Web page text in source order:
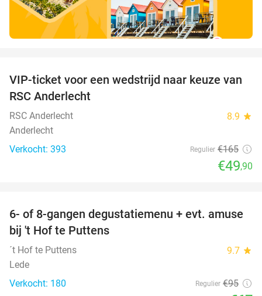
70%
VIP-ticket voor een wedstrijd naar keuze van
RSC Anderlecht
RSC Anderlecht 8.9 star
Anderlecht
Verkocht: 393
Regulier €165
€49,90
29%
6- of 8-gangen degustatiemenu + evt. amuse
bij 't Hof te Puttens
´t Hof te Puttens 9.7 star
Lede
Verkocht: 180
Regulier €95